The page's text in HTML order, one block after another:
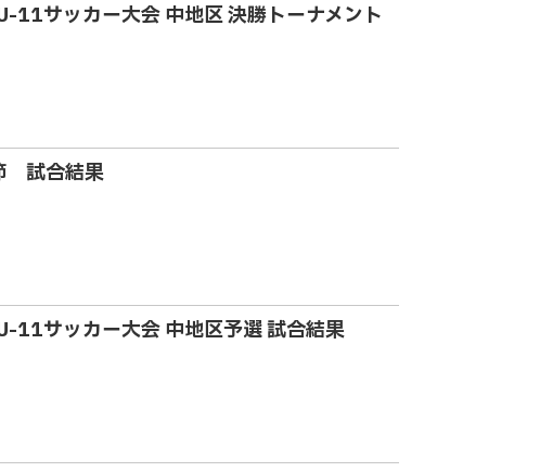
サッカー大会 中地区 決勝トーナメント
試合結果
サッカー大会 中地区予選 試合結果